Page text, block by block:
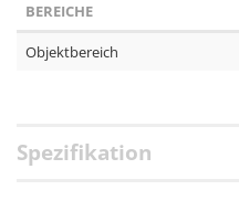
BEREICHE
Objektbereich
Spezifikation